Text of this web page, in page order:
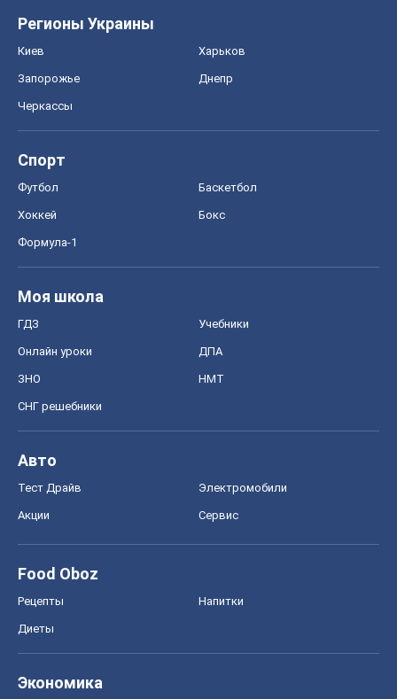
Регионы Украины
Киев Харьков
Запорожье Днепр
Черкассы
Спорт
Футбол Баскетбол
Хоккей Бокс
Формула-1
Моя школа
ГДЗ Учебники
Онлайн уроки ДПА
ЗНО НМТ
СНГ решебники
Авто
Тест Драйв Электромобили
Акции Сервис
Food Oboz
Рецепты Напитки
Диеты
Экономика